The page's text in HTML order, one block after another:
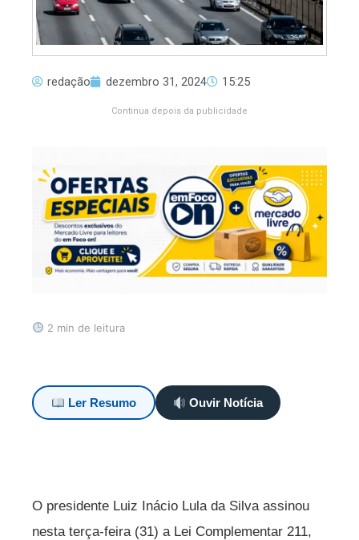
redação dezembro 31, 2024 15:25
Continua depois da publicidade
2 min de leitura
Ler Resumo Ouvir Notícia
O presidente Luiz Inácio Lula da Silva assinou
nesta terça-feira (31) a Lei Complementar 211,